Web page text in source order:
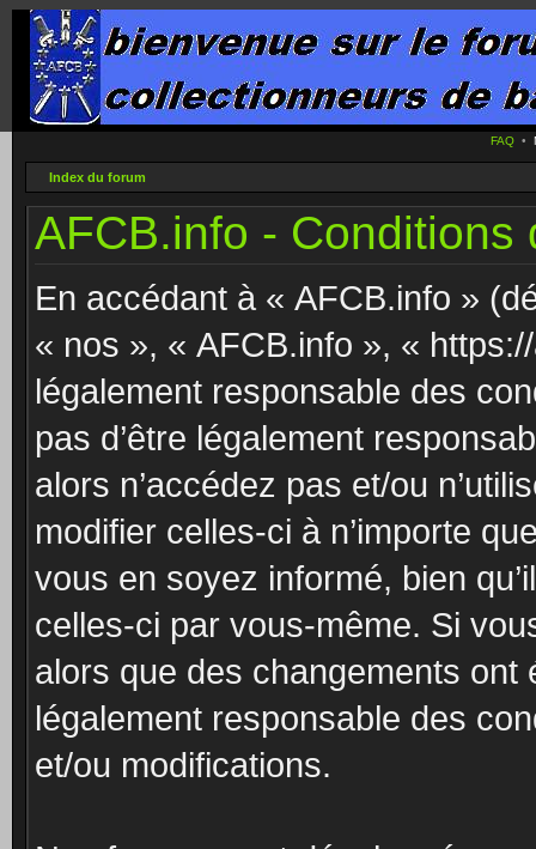
FAQ •
Index du forum
AFCB.info - Conditions
En accédant à « AFCB.info »
« nos », « AFCB.info », «
légalement responsable des
pas d’être légalement
alors n’accédez pas et/ou
modifier celles-ci à n’importe
vous en soyez informé, bien
celles-ci par vous-même. Si
alors que des changements ont
légalement responsable des
et/ou modifications.